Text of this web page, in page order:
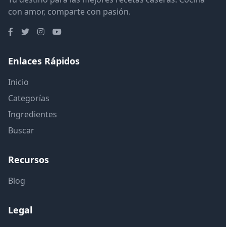
con amor, comparte con pasión.
Enlaces Rápidos
Inicio
Categorías
Ingredientes
Buscar
Recursos
Blog
Legal